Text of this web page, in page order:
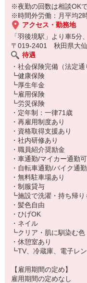
※夜勤の回数は相談OKで
※時間外労働：月平均2
アクセス・勤務地
「羽後境駅」より車5分
〒019-2401 秋田県大
待遇
・社会保険完備（法定通
┗健康保険
┗厚生年金
┗雇用保険
┗労災保険
・定年制：一律71歳
・再雇用制度あり
・資格取得支援あり
・社内研修あり
・職員紹介奨励金
・車通勤/マイカー通勤可
・自転車通勤/バイク通
・無料駐車場あり
・制服貸与
┗施設で洗濯・持ち帰り
・髪色自由
・ひげOK
・ネイル
┗クリア・肌に馴染む色
・休憩室あり
┗TV、冷蔵庫、電子レ
【雇用期間の定め】
雇用期間の定めなし